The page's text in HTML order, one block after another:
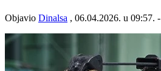
Objavio Dinalsa , 06.04.2026. u 09:57. -